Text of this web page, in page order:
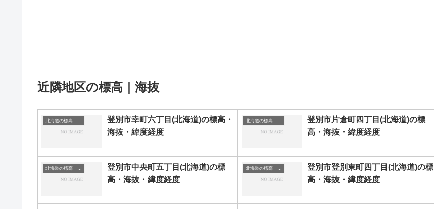
近隣地区の標高｜海抜
登別市幸町六丁目(北海道)の標高・
海抜・緯度経度
登別市片倉町四丁目(北海道)の標
高・海抜・緯度経度
登別市中央町五丁目(北海道)の標
高・海抜・緯度経度
登別市登別東町四丁目(北海道)の標
高・海抜・緯度経度